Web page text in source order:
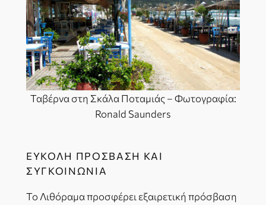
Ταβέρνα στη Σκάλα Ποταμιάς – Φωτογραφία:
Ronald Saunders
ΕΎΚΟΛΗ ΠΡΌΣΒΑΣΗ ΚΑΙ
ΣΥΓΚΟΙΝΩΝΊΑ
Το Λιθόραμα προσφέρει εξαιρετική πρόσβαση